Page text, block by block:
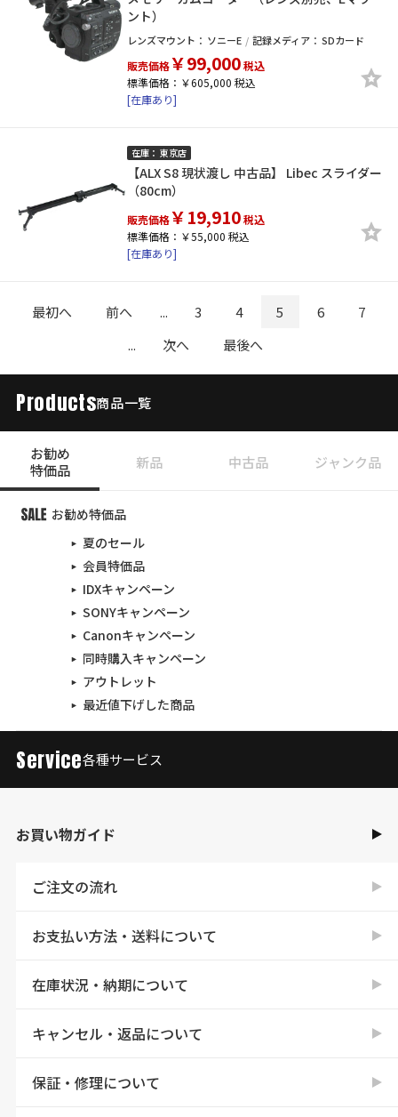
ント）
レンズマウント： ソニーE 記録メディア：SDカード
販売価格￥99,000税込
標準価格：￥605,000 税込
[在庫あり]
在庫： 東京店
【ALX S8 現状渡し 中古品】 Libec スライダー
（80cm）
販売価格￥19,910税込
標準価格：￥55,000 税込
[在庫あり]
最初へ 前へ ... 3 4 5 6
7
...
次へ 最後へ
Products商品一覧
お勧め
特価品
新品 中古品 ジャンク品
お勧め特価品
夏のセール
会員特価品
IDXキャンペーン
SONYキャンペーン
Canonキャンペーン
同時購入キャンペーン
アウトレット
最近値下げした商品
Service各種サービス
お買い物ガイド
ご注文の流れ
お支払い方法・送料について
在庫状況・納期について
キャンセル・返品について
保証・修理について